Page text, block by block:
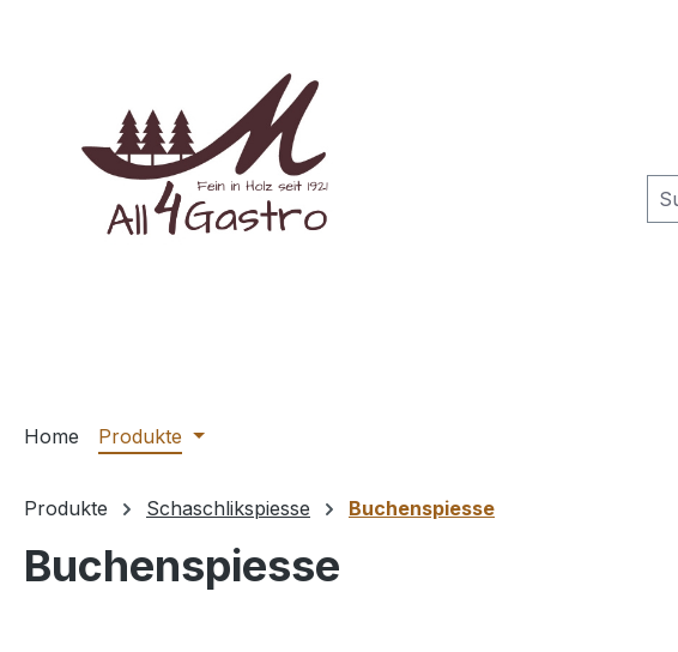
Home Produkte
Produkte Schaschlikspiesse Buchenspiesse
Buchenspiesse